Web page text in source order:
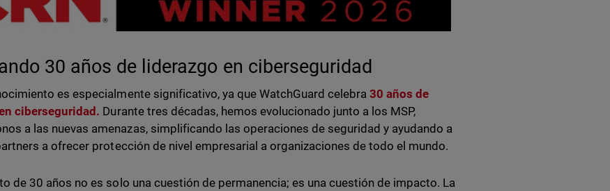
30 años de liderazgo en ciberseguridad
es especialmente significativo, ya que WatchGuard celebra30 años de
ciberseguridad. Durante tres décadas, hemos evolucionado junto a los MSP,
a las nuevas amenazas, simplificando las operaciones de seguridad y ayudando a
a ofrecer protección de nivel empresarial a organizaciones de todo el mundo.
de 30 años no es solo una cuestión de permanencia; es una cuestión de impacto. La